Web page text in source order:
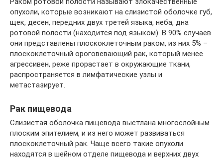
опухоли, которые возникают на слизистой оболочке губ,
щек, десен, передних двух третей языка, неба, дна
ротовой полости (находится под языком). В 90% случаев
они представлены плоскоклеточным раком, из них 5% –
плоскоклеточный ороговевающий рак, который менее
агрессивен, реже прорастает в окружающие ткани,
распространяется в лимфатические узлы и
метастазирует.
Рак пищевода
Слизистая оболочка пищевода выстлана многослойным
плоским эпителием, и из него может развиваться
плоскоклеточный рак. Чаще всего такие опухоли
находятся в шейном отделе пищевода и верхних двух